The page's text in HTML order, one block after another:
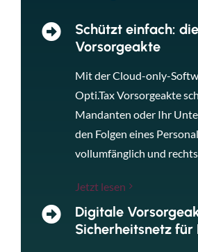
Schützt einfach:
Vorsorgeakte
Mit der Cloud-only-
Opti.Tax Vorsorgeakte
Mandanten oder Ihr
den Folgen eines
vollumfänglich und
Jetzt lesen
Digitale
Sicherheitsnetz für